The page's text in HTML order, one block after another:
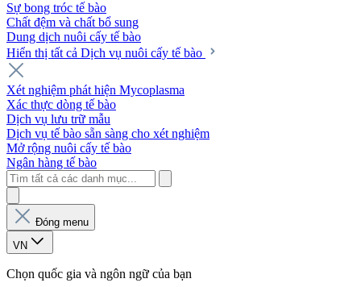
Sự bong tróc tế bào
Chất đệm và chất bổ sung
Dung dịch nuôi cấy tế bào
Hiển thị tất cả Dịch vụ nuôi cấy tế bào
Xét nghiệm phát hiện Mycoplasma
Xác thực dòng tế bào
Dịch vụ lưu trữ mẫu
Dịch vụ tế bào sẵn sàng cho xét nghiệm
Mở rộng nuôi cấy tế bào
Ngân hàng tế bào
Đóng menu
VN
Chọn quốc gia và ngôn ngữ của bạn